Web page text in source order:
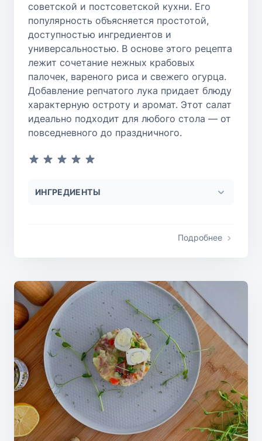
советской и постсоветской кухни. Его
популярность объясняется простотой,
доступностью ингредиентов и
универсальностью. В основе этого рецепта
лежит сочетание нежных крабовых
палочек, вареного риса и свежего огурца.
Добавление репчатого лука придает блюду
характерную остроту и аромат. Этот салат
идеально подходит для любого стола — от
повседневного до праздничного.
ИНГРЕДИЕНТЫ
Подробнее